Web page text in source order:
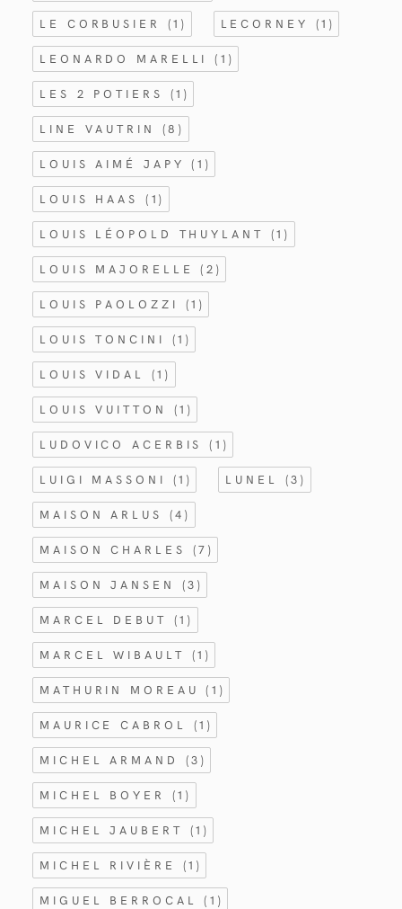
LE CORBUSIER (1) LECORNEY (1)
LEONARDO MARELLI(1)
LES 2 POTIERS (1)
LINE VAUTRIN (8)
LOUIS AIMÉ JAPY(1)
LOUIS HAAS (1)
LOUIS LÉOPOLD THUYLANT (1)
LOUIS MAJORELLE(2)
LOUIS PAOLOZZI (1)
LOUIS TONCINI (1)
LOUIS VIDAL (1)
LOUIS VUITTON (1)
LUDOVICO ACERBIS(1)
LUIGI MASSONI (1) LUNEL (3)
MAISON ARLUS (4)
MAISON CHARLES (7)
MAISON JANSEN (3)
MARCEL DEBUT (1)
MARCEL WIBAULT (1)
MATHURIN MOREAU(1)
MAURICE CABROL (1)
MICHEL ARMAND (3)
MICHEL BOYER (1)
MICHEL JAUBERT (1)
MICHEL RIVIÈRE (1)
MIGUEL BERROCAL(1)